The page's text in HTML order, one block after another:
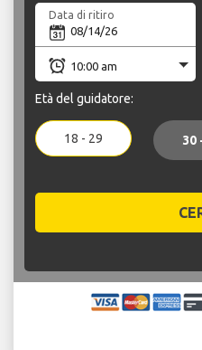
Data di ritiro
Età del guidatore:
18 - 29 30